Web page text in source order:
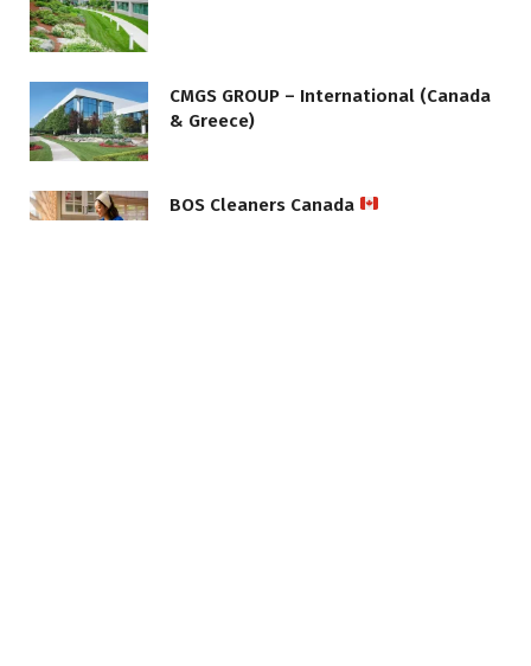
CMGS GROUP – International (Canada
& Greece)
BOS Cleaners Canada